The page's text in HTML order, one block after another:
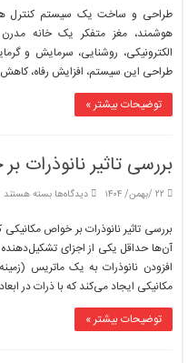
و
ساخت
یک
سیستم
کنترل
طراحی و ساخت یک سیستم کنترل
هوشمند، مغز متفکر یک خانه
الکترونیکی، روشنایی، سرمایش و
طراحی این سیستم، افزایش رفاه،
توضیحات بیشتر »
بررسی تاثیر نانوذرات
۲۲ /بهمن/ ۱۴۰۴ دیدگاه‌هابرای
تاثیر
نانوذرات
بر
خواص
مکانیکی
بسته هستند
بررسی تاثیر نانوذرات بر خواص
افزودن نانوذرات به یک ماتریس
مکانیکی ایجاد می‌کند که با ذرات در
توضیحات بیشتر »